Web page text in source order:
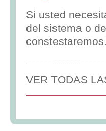
Si usted
del sistema o
VER TODAS